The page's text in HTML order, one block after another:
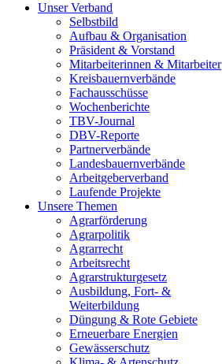
Unser Verband
Selbstbild
Aufbau & Organisation
Präsident & Vorstand
Mitarbeiterinnen & Mitarbeiter
Kreisbauernverbände
Fachausschüsse
Wochenberichte
TBV-Journal
DBV-Reporte
Partnerverbände
Landesbauernverbände
Arbeitgeberverband
Laufende Projekte
Unsere Themen
Agrarförderung
Agrarpolitik
Agrarrecht
Arbeitsrecht
Agrarstrukturgesetz
Ausbildung, Fort- &
Weiterbildung
Düngung & Rote Gebiete
Erneuerbare Energien
Gewässerschutz